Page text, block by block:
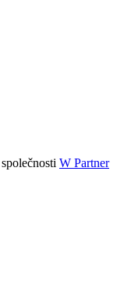
W Partner